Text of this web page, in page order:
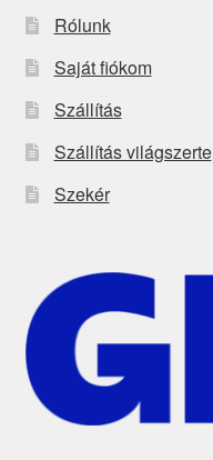
Rólunk
Saját fiókom
Szállítás
Szállítás világszerte
Szekér